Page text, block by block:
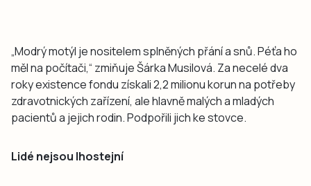
„Modrý motýl je nositelem splněných přání a snů. Péťa ho
měl na počítači,“ zmiňuje Šárka Musilová. Za necelé dva
roky existence fondu získali 2,2 milionu korun na potřeby
zdravotnických zařízení, ale hlavně malých a mladých
pacientů a jejich rodin. Podpořili jich ke stovce.
Lidé nejsou lhostejní